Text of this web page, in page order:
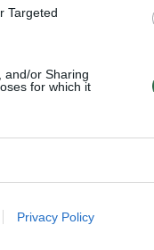
Targeted
and/or Sharing
for which it
Privacy Policy
išvakarėse –